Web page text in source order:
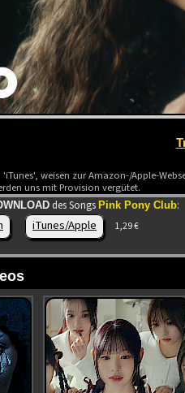
weisen zur Amazon-/Apple-
uns mit Provision vergütet.
des SongsPink Pony Club:
iTunes/Apple 1,29 €